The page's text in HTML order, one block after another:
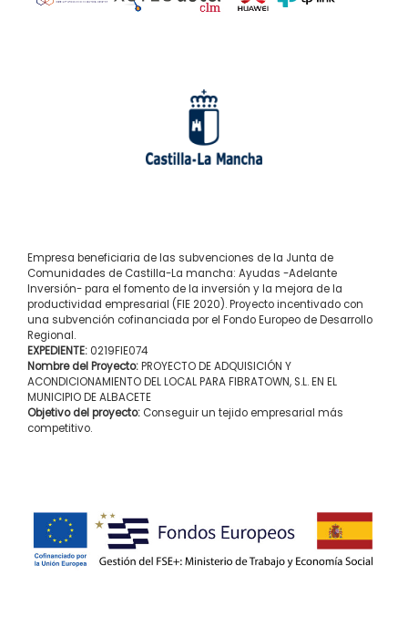
Empresa beneficiaria de las subvenciones de la Junta de
Comunidades de Castilla-La mancha: Ayudas -Adelante
Inversión- para el fomento de la inversión y la mejora de la
productividad empresarial (FIE 2020). Proyecto incentivado con
una subvención cofinanciada por el Fondo Europeo de Desarrollo
Regional.
EXPEDIENTE: 0219FIE074
Nombre del Proyecto:PROYECTO DE ADQUISICIÓN Y
ACONDICIONAMIENTO DEL LOCAL PARA FIBRATOWN, S.L. EN EL
MUNICIPIO DE ALBACETE
Objetivo del proyecto:Conseguir un tejido empresarial más
competitivo.